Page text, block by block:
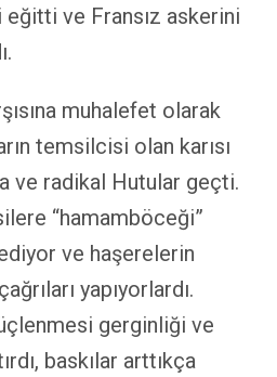
ve Fransız askerini
muhalefet olarak
temsilcisi olan karısı
ve radikal Hutular geçti.
“hamamböceği”
ve haşerelerin
yapıyorlardı.
gerginliği ve
baskılar arttıkça